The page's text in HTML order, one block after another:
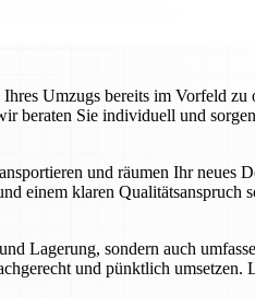
Umzugs bereits im Vorfeld zu
beraten Sie individuell und
und räumen Ihr neues
einem klaren
Lagerung, sondern auch
und pünktlich umsetzen.